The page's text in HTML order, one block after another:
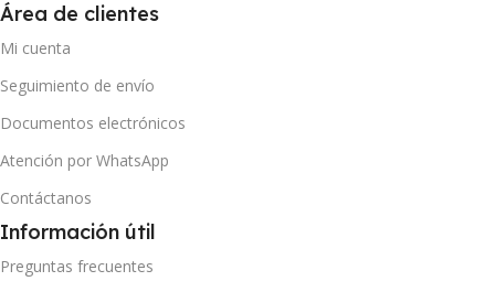
Área de clientes
Mi cuenta
Seguimiento de envío
Documentos electrónicos
Atención por WhatsApp
Contáctanos
Información útil
Preguntas frecuentes